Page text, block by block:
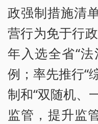
政强制措施清
营行为免于行
年入选全省“
例；率先推行“
制和“双随机、
监管，提升监